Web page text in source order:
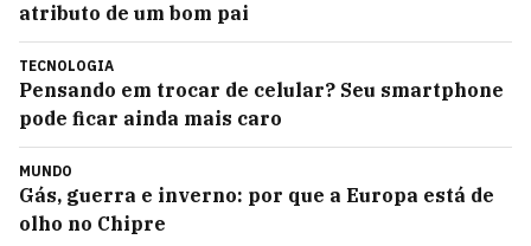
atributo de um bom pai
TECNOLOGIA
Pensando em trocar de celular? Seu smartphone
pode ficar ainda mais caro
MUNDO
Gás, guerra e inverno: por que a Europa está de
olho no Chipre